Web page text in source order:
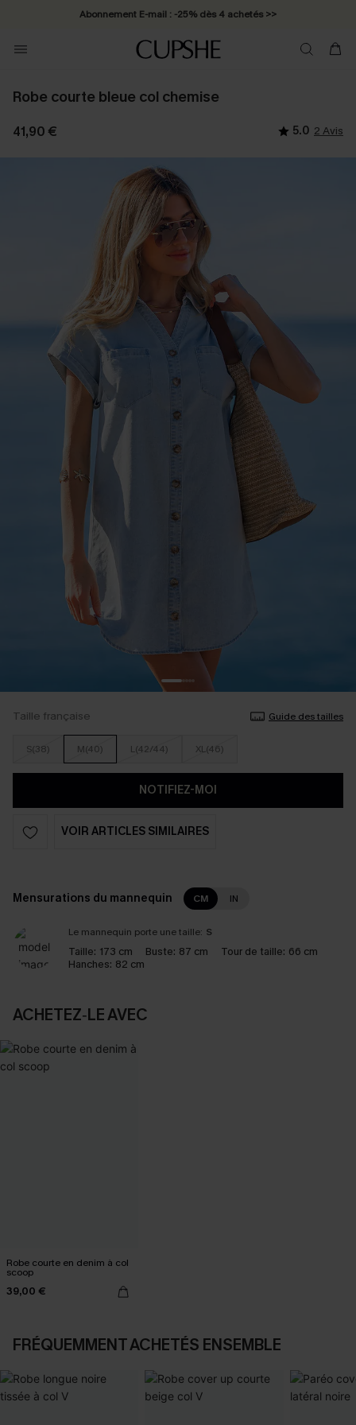
Abonnement E-mail : -25% dès 4 achetés >>
Robe courte bleue col chemise
41,90 € 5.0 2 Avis
Taille française Guide des tailles
S(38) M(40) L(42/44) XL(46)
NOTIFIEZ-MOI
VOIR ARTICLES SIMILAIRES
Mensurations du mannequin CM IN
Le mannequin porte une taille: S
Taille: 173 cm Buste: 87 cm Tour de taille: 66 cm
Hanches: 82 cm
ACHETEZ‑LE AVEC
Robe courte en denim à col
scoop
39,00 €
FRÉQUEMMENT ACHETÉS ENSEMBLE